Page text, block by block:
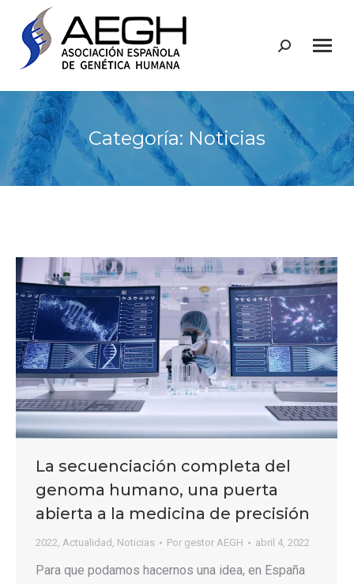
Buscar:
Categoría: Noticias
La secuenciación completa del
genoma humano, una puerta
abierta a la medicina de precisión
2022, Actualidad , Noticias Por gestor AEGH abril 4, 2022
Para que podamos hacernos una idea, en España